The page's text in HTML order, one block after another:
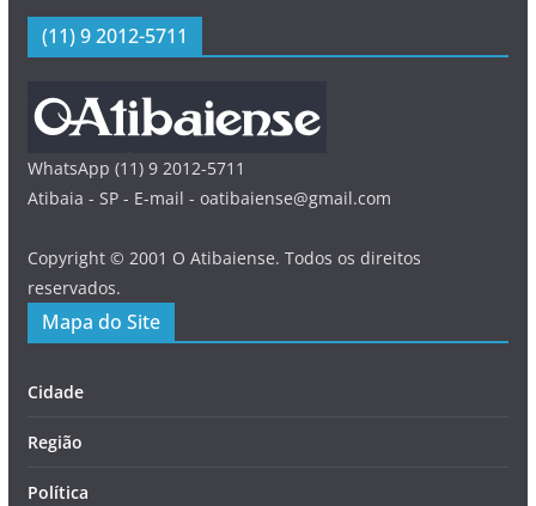
(11) 9 2012-5711
WhatsApp (11) 9 2012-5711
Atibaia - SP - E-mail - oatibaiense@gmail.com
Copyright © 2001 O Atibaiense. Todos os direitos
reservados.
Mapa do Site
Cidade
Região
Política